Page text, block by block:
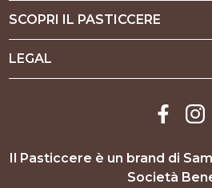
SCOPRI IL PASTICCERE
LEGAL
Il Pasticcere è un brand di
Società